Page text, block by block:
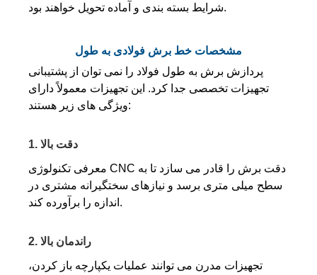
شرایط بسته بندی و آماده تحویل خواهند بود.
مشخصات خط برش فولادی به طول
پردازش برش به طول فولاد را نمی توان از پشتیبانی
تجهیزات تخصصی جدا کرد. این تجهیزات معمولاً دارای
ویژگی های زیر هستند:
1. دقت بالا
معرفی تکنولوژی CNC دقت برش را قادر می سازد تا به
سطح میلی متری برسد و نیازهای سختگیرانه مشتری در
اندازه را برآورده کند.
2. راندمان بالا
تجهیزات مدرن می توانند عملیات یکپارچه باز کردن،